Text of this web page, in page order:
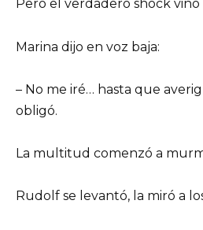
Pero el verdadero shock vino
Marina dijo en voz baja:
– No me iré… hasta que
obligó.
La multitud comenzó a
Rudolf se levantó, la miró a